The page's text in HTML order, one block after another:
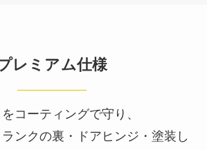
レミアム仕様
コーティングで守り、
ンクの裏・ドアヒンジ・塗装し